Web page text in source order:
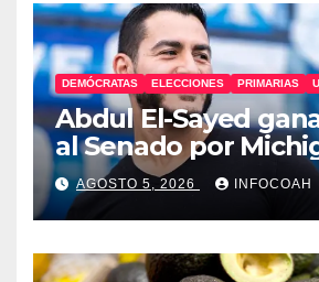
DEMÓCRATAS ELECCIONES PRIMARIAS
Abdul El-Sayed
al Senado por
AGOSTO 5, 2026 INFOCOAH